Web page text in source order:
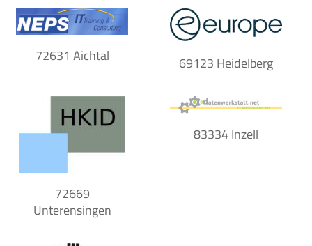
72631 Aichtal 69123 Heidelberg
72669
Unterensingen
83334 Inzell